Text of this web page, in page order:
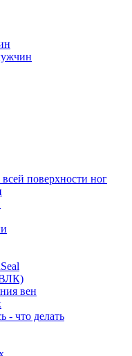
поверхности ног
вен
- что делать